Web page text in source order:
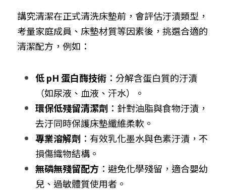
講究清潔在正式清洗床墊前，會評估汙漬類型，
考量家庭成員、床墊材質等因素後，挑選合適的
清潔配方，例如：
低 pH 蛋白酶技術 ：分解含蛋白質的汙漬
（如尿液、血液、汗水）。
環保低殘留清潔劑 ：針對油脂與食物汙漬，
去汙同時保護床墊纖維柔軟。
專業溶解劑 ：有效乳化墨水與色素汙漬，不
損傷織物結構。
無磷無殘留配方 ：避免化學殘留，適合嬰幼
兒、過敏體質使用者。